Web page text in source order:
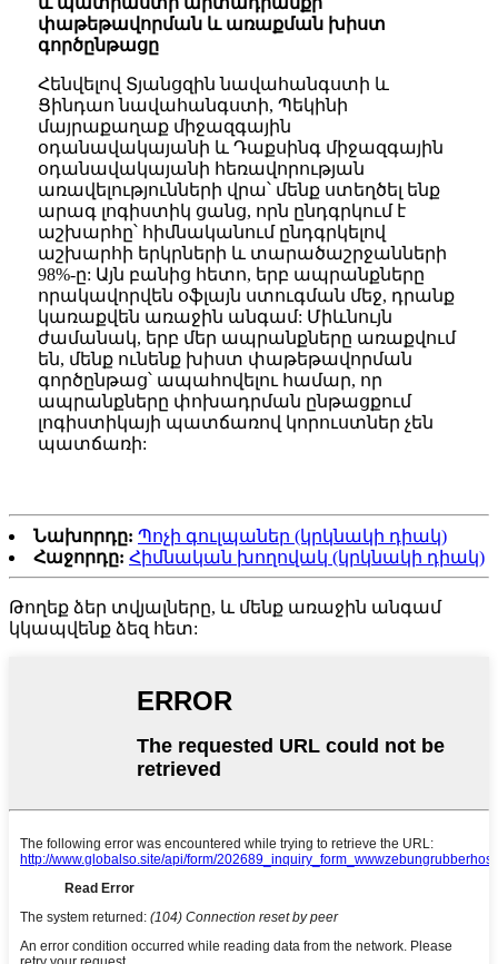
փաթեթավորման և առաքման խիստ
գործընթացը
Հենվելով Տյանցզին նավահանգստի և
Ցինդաո նավահանգստի, Պեկինի
մայրաքաղաք միջազգային
օդանավակայանի և Դաքսինգ միջազգային
օդանավակայանի հեռավորության
առավելությունների վրա՝ մենք ստեղծել ենք
արագ լոգիստիկ ցանց, որն ընդգրկում է
աշխարհը՝ հիմնականում ընդգրկելով
աշխարհի երկրների և տարածաշրջանների
98%-ը: Այն բանից հետո, երբ ապրանքները
որակավորվեն օֆլայն ստուգման մեջ, դրանք
կառաքվեն առաջին անգամ: Միևնույն
ժամանակ, երբ մեր ապրանքները առաքվում
են, մենք ունենք խիստ փաթեթավորման
գործընթաց՝ ապահովելու համար, որ
ապրանքները փոխադրման ընթացքում
լոգիստիկայի պատճառով կորուստներ չեն
պատճառի:
Նախորդը: Պոչի գուլպաներ (կրկնակի դիակ)
Հաջորդը: Հիմնական խողովակ (կրկնակի դիակ)
Թողեք ձեր տվյալները, և մենք առաջին անգամ
կկապվենք ձեզ հետ: